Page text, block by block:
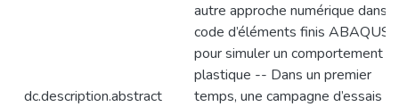
dc.description.abstract
autre approche numérique dans
code d’éléments finis
pour simuler un comportement
plastique -- Dans un premier
temps, une campagne d’essais